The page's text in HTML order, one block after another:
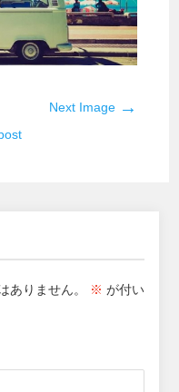
Next Image →
ありません。 ※ が付い